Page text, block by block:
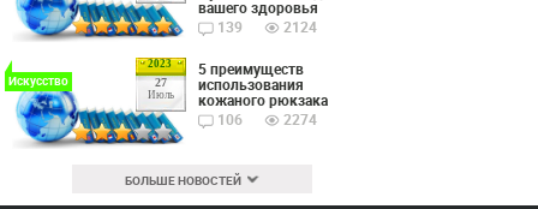
вашего здоровья
139
2124
2023
27
Июль
Искусство
5 преимуществ
использования
кожаного рюкзака
106
2274
БОЛЬШЕ НОВОСТЕЙ